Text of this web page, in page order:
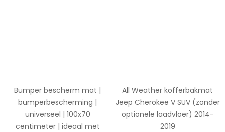
Bumper bescherm mat |
bumperbescherming |
universeel | 100x70
centimeter | ideaal met
All Weather kofferbakmat
Jeep Cherokee V SUV (zonder
optionele laadvloer) 2014-
2019